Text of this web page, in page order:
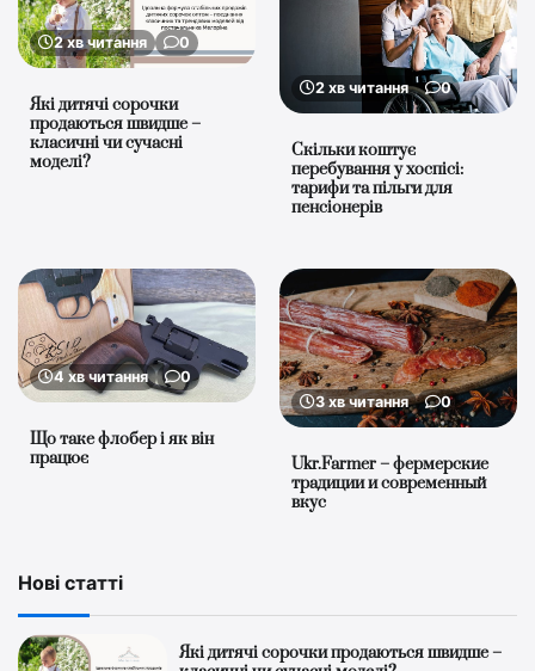
2 хв читання 0
Які дитячі сорочки
продаються швидше –
класичні чи сучасні
моделі?
2 хв читання 0
Скільки коштує
перебування у хоспісі:
тарифи та пільги для
пенсіонерів
4 хв читання 0
Що таке флобер і як він
працює
3 хв читання 0
Ukr.Farmer – фермерские
традиции и современный
вкус
Нові статті
Які дитячі сорочки продаються швидше –